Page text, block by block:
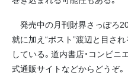
発売中の月刊財界さっぽろ
就に加え“ポスト”渡辺と目さ
している。道内書店・コンビ
式通販サイトなどからどうぞ。